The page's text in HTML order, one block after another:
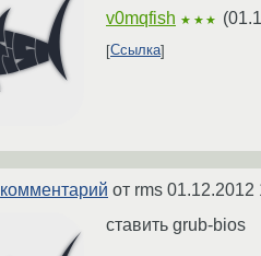
v0mqfish ★★★ (
Ссылка
комментарий от rms 01.12.2012
ставить grub-bios